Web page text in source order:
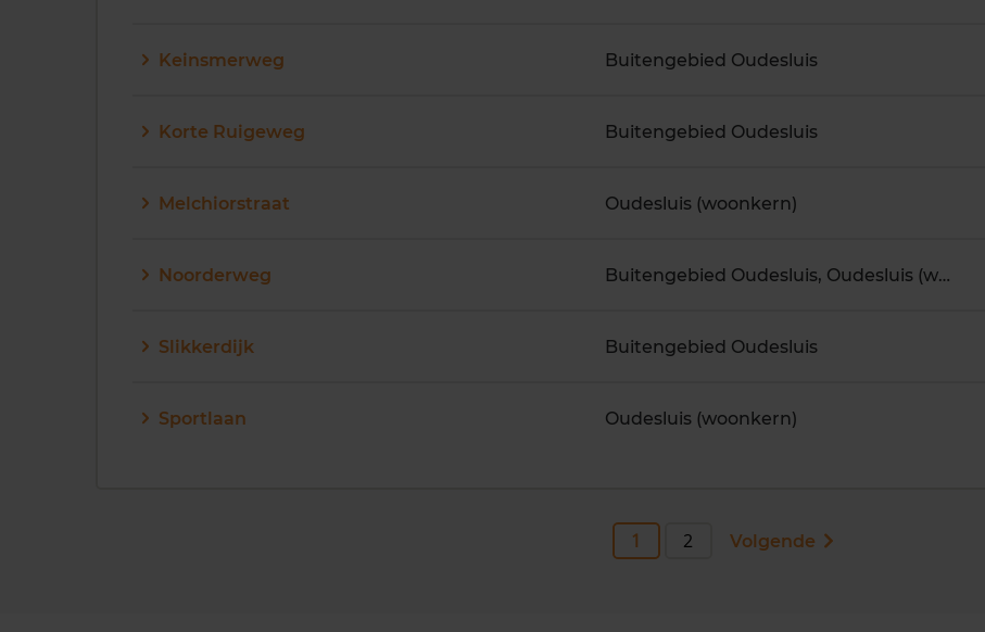
Keinsmerweg Buitengebied Oudesluis
Korte Ruigeweg Buitengebied Oudesluis
Melchiorstraat Oudesluis (woonkern)
Noorderweg Buitengebied Oudesluis, Oudesluis (woonkern)
Slikkerdijk Buitengebied Oudesluis
Sportlaan Oudesluis (woonkern)
1 2 Volgende